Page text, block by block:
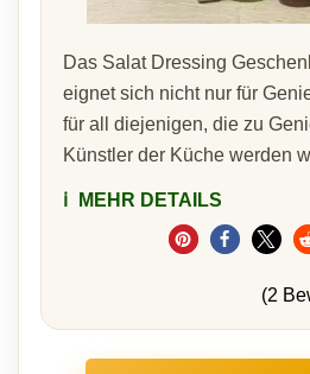
Das Salat Dressing
eignet sich nicht nur für
für all diejenigen, die zu
Künstler der Küche werden
ℹ️ MEHR DETAILS
(2